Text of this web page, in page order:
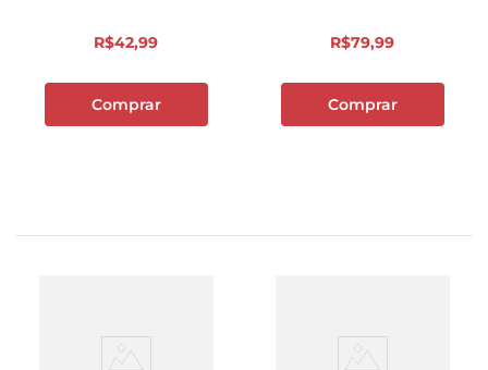
R$42,99
Comprar
R$79,99
Comprar